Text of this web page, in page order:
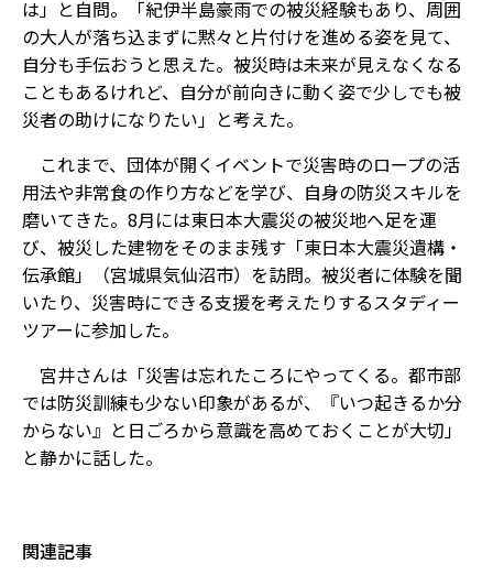
は」と自問。「紀伊半島豪雨での被災経験もあり、周囲
の大人が落ち込まずに黙々と片付けを進める姿を見て、
自分も手伝おうと思えた。被災時は未来が見えなくなる
こともあるけれど、自分が前向きに動く姿で少しでも被
災者の助けになりたい」と考えた。
これまで、団体が開くイベントで災害時のロープの活
用法や非常食の作り方などを学び、自身の防災スキルを
磨いてきた。8月には東日本大震災の被災地へ足を運
び、被災した建物をそのまま残す「東日本大震災遺構・
伝承館」（宮城県気仙沼市）を訪問。被災者に体験を聞
いたり、災害時にできる支援を考えたりするスタディー
ツアーに参加した。
宮井さんは「災害は忘れたころにやってくる。都市部
では防災訓練も少ない印象があるが、『いつ起きるか分
からない』と日ごろから意識を高めておくことが大切」
と静かに話した。
関連記事